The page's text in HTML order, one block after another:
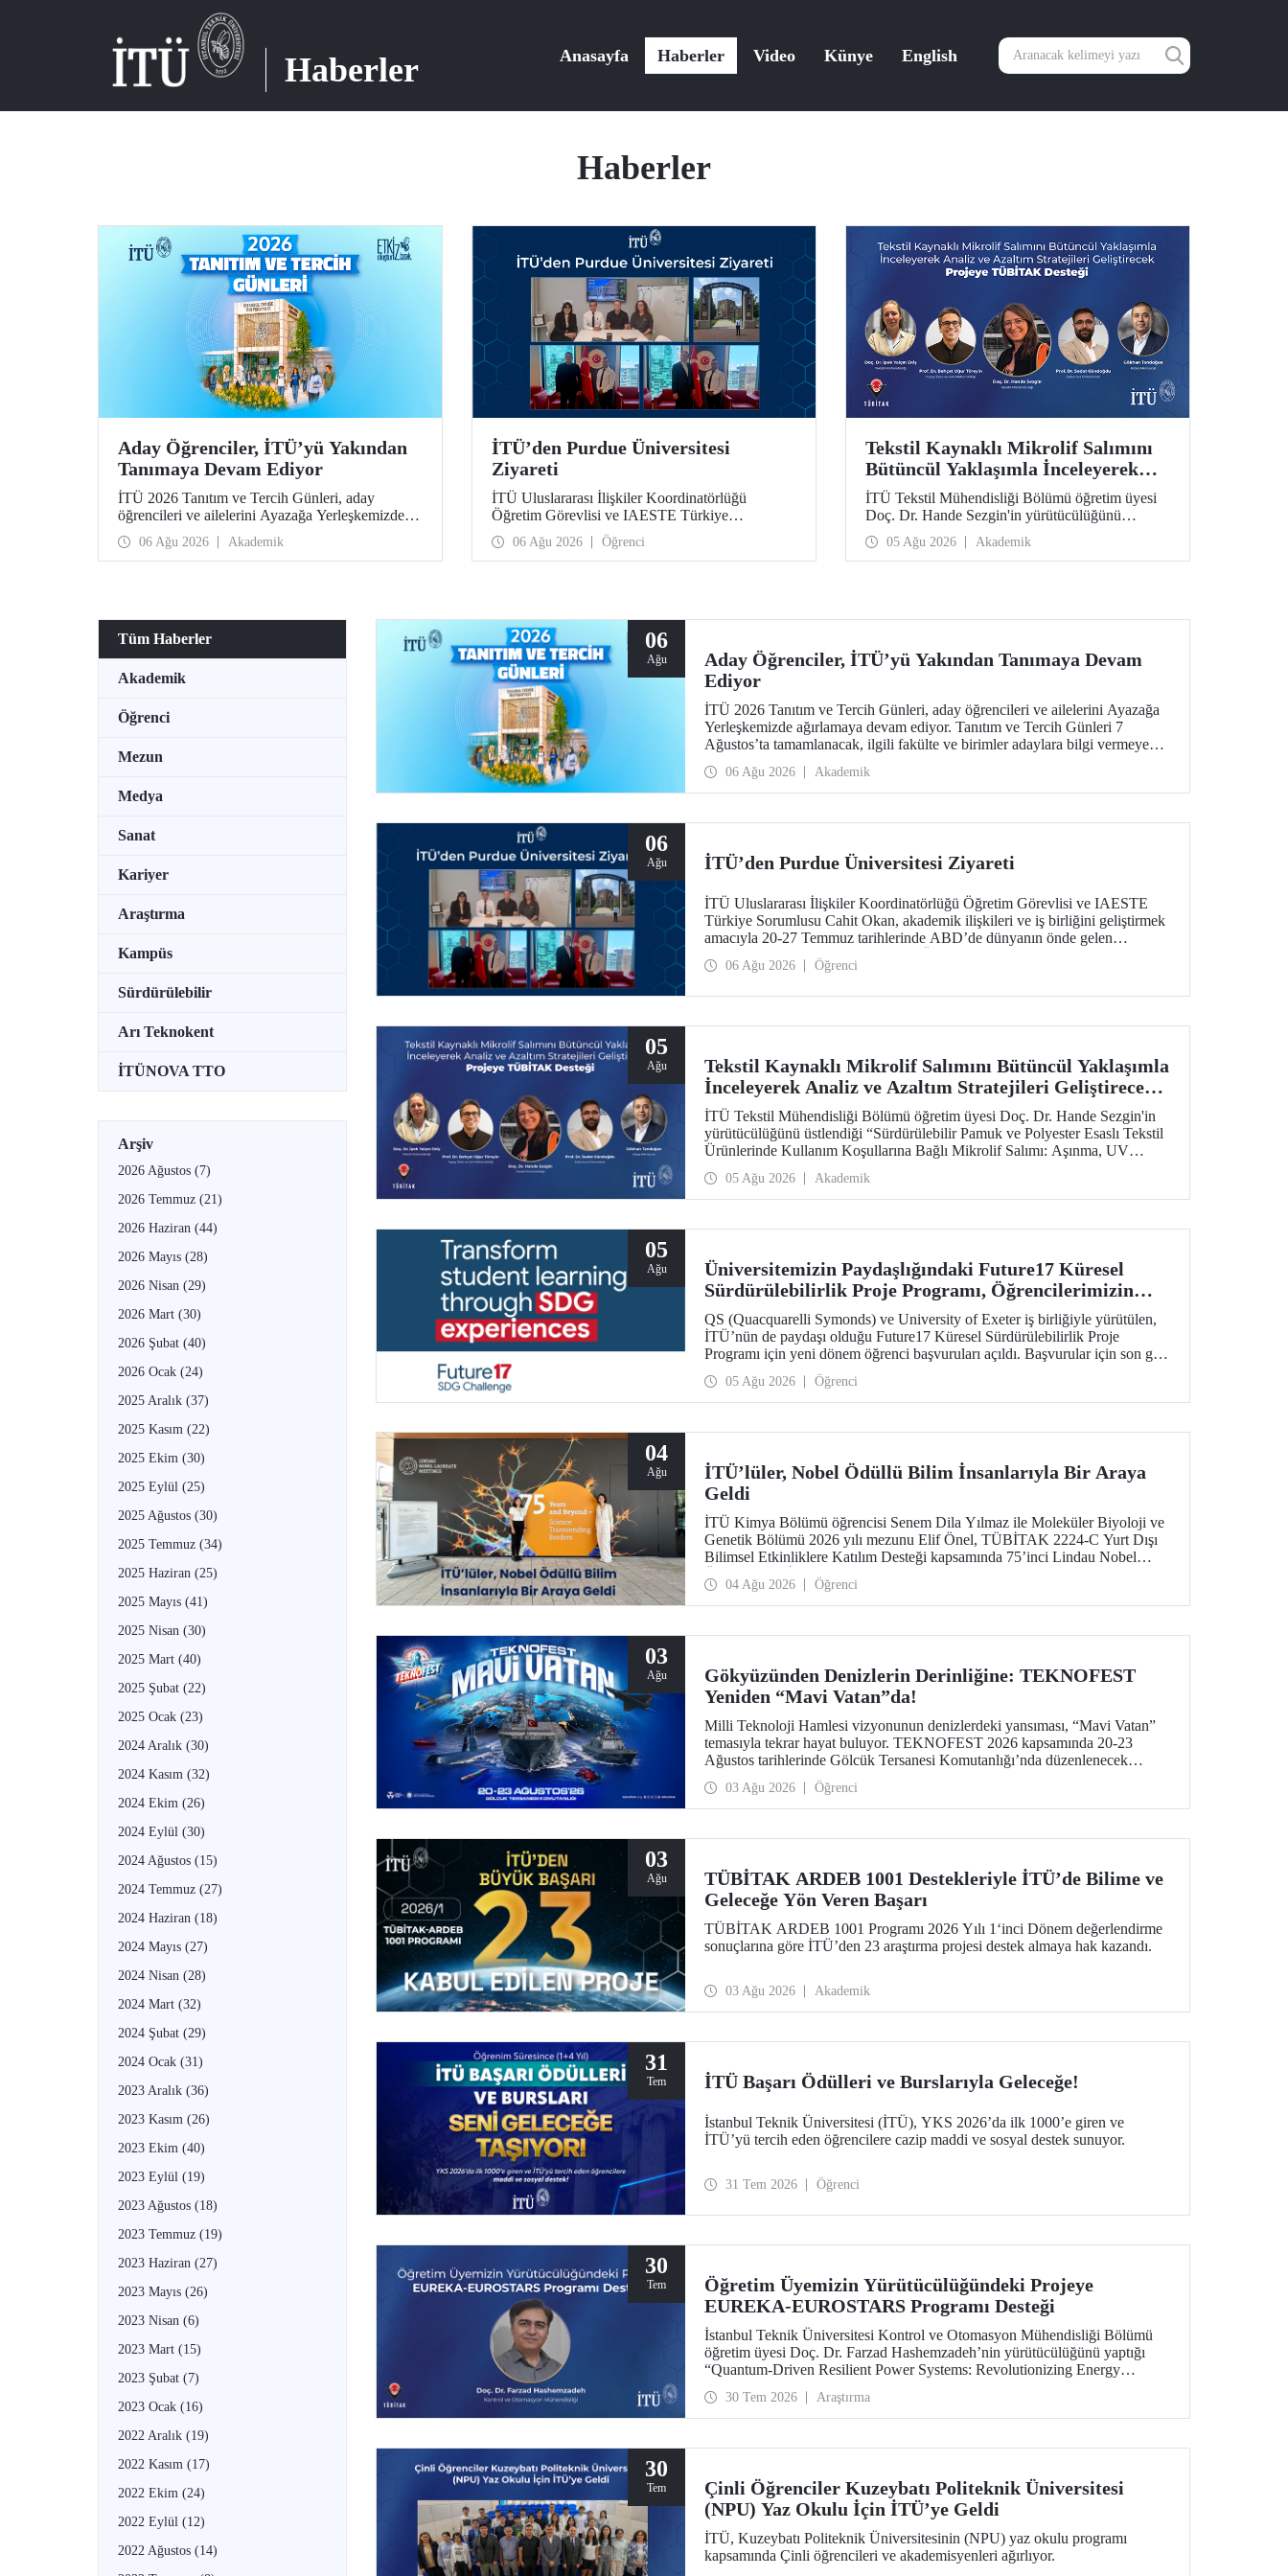
Haberler Anasayfa Haberler Video Künye English
Haberler
Aday Öğrenciler, İTÜ’yü Yakından
Tanımaya Devam Ediyor
İTÜ 2026 Tanıtım ve Tercih Günleri, aday
öğrencileri ve ailelerini Ayazağa Yerleşkemizde
ağırlamaya devam ediyor. Tanıtım ve Tercih
Günleri 7 Ağustos’ta tamamlanacak, ilgili fakülte
ve birimler adaylara bilgi vermeye devam edecek.
06 Ağu 2026 Akademik
İTÜ’den Purdue Üniversitesi
Ziyareti
İTÜ Uluslararası İlişkiler Koordinatörlüğü
Öğretim Görevlisi ve IAESTE Türkiye
Sorumlusu Cahit Okan, akademik ilişkileri ve iş
birliğini geliştirmek amacıyla 20-27 Temmuz
tarihlerinde ABD’de dünyanın önde gelen
06 Ağu 2026 Öğrenci
Tekstil Kaynaklı Mikrolif Salımını
Bütüncül Yaklaşımla İnceleyerek
Analiz ve Azaltım Stratejileri
Geliştirecek Projeye TÜBİTAK
Desteği
İTÜ Tekstil Mühendisliği Bölümü öğretim üyesi
Doç. Dr. Hande Sezgin'in yürütücülüğünü
üstlendiği “Sürdürülebilir Pamuk ve Polyester
Esaslı Tekstil Ürünlerinde Kullanım Koşullarına
Bağlı Mikrolif Salımı: Aşınma, UV Maruziyeti ve
proje, TÜBİTAK 2515 – COST Aksiyon Üyeleri
desteklenmeye hak kazandı.
05 Ağu 2026 Akademik
Tüm Haberler
Akademik
Öğrenci
Mezun
Medya
Sanat
Kariyer
Araştırma
Kampüs
Sürdürülebilir
Arı Teknokent
İTÜNOVA TTO
Arşiv
2026 Ağustos (7)
2026 Temmuz (21)
2026 Haziran (44)
2026 Mayıs (28)
2026 Nisan (29)
2026 Mart (30)
2026 Şubat (40)
2026 Ocak (24)
2025 Aralık (37)
2025 Kasım (22)
2025 Ekim (30)
2025 Eylül (25)
2025 Ağustos (30)
2025 Temmuz (34)
2025 Haziran (25)
2025 Mayıs (41)
2025 Nisan (30)
2025 Mart (40)
2025 Şubat (22)
2025 Ocak (23)
2024 Aralık (30)
2024 Kasım (32)
2024 Ekim (26)
2024 Eylül (30)
2024 Ağustos (15)
2024 Temmuz (27)
2024 Haziran (18)
2024 Mayıs (27)
2024 Nisan (28)
2024 Mart (32)
2024 Şubat (29)
2024 Ocak (31)
2023 Aralık (36)
2023 Kasım (26)
2023 Ekim (40)
2023 Eylül (19)
2023 Ağustos (18)
2023 Temmuz (19)
2023 Haziran (27)
2023 Mayıs (26)
2023 Nisan (6)
2023 Mart (15)
2023 Şubat (7)
2023 Ocak (16)
2022 Aralık (19)
2022 Kasım (17)
2022 Ekim (24)
2022 Eylül (12)
2022 Ağustos (14)
06
Ağu
Aday Öğrenciler, İTÜ’yü Yakından Tanımaya Devam
Ediyor
İTÜ 2026 Tanıtım ve Tercih Günleri, aday öğrencileri ve ailelerini Ayazağa
Yerleşkemizde ağırlamaya devam ediyor. Tanıtım ve Tercih Günleri 7
Ağustos’ta tamamlanacak, ilgili fakülte ve birimler adaylara bilgi vermeye
06 Ağu 2026 Akademik
06
Ağu İTÜ’den Purdue Üniversitesi Ziyareti
İTÜ Uluslararası İlişkiler Koordinatörlüğü Öğretim Görevlisi ve IAESTE
Türkiye Sorumlusu Cahit Okan, akademik ilişkileri ve iş birliğini geliştirmek
amacıyla 20-27 Temmuz tarihlerinde ABD’de dünyanın önde gelen
araştırma üniversitelerinden Purdue Üniversitesi başta olmak üzere bir dizi
ziyarette bulundu.
06 Ağu 2026 Öğrenci
05
Ağu
Tekstil Kaynaklı Mikrolif Salımını Bütüncül Yaklaşımla
İnceleyerek Analiz ve Azaltım Stratejileri Geliştirecek
Projeye TÜBİTAK Desteği
İTÜ Tekstil Mühendisliği Bölümü öğretim üyesi Doç. Dr. Hande Sezgin'in
yürütücülüğünü üstlendiği “Sürdürülebilir Pamuk ve Polyester Esaslı Tekstil
Ürünlerinde Kullanım Koşullarına Bağlı Mikrolif Salımı: Aşınma, UV
Stratejilerinin Geliştirilmesi” başlıklı proje, TÜBİTAK 2515 – COST
Aksiyon Üyeleri Ar-Ge Destek Programı kapsamında desteklenmeye hak
05 Ağu 2026 Akademik
05
Ağu
Üniversitemizin Paydaşlığındaki Future17 Küresel
Sürdürülebilirlik Proje Programı, Öğrencilerimizin
Başvurularını Bekliyor
QS (Quacquarelli Symonds) ve University of Exeter iş birliğiyle yürütülen,
İTÜ’nün de paydaşı olduğu Future17 Küresel Sürdürülebilirlik Proje
Programı için yeni dönem öğrenci başvuruları açıldı. Başvurular için son gün
05 Ağu 2026 Öğrenci
04
Ağu
İTÜ’lüler, Nobel Ödüllü Bilim İnsanlarıyla Bir Araya
Geldi
İTÜ Kimya Bölümü öğrencisi Senem Dila Yılmaz ile Moleküler Biyoloji ve
Genetik Bölümü 2026 yılı mezunu Elif Önel, TÜBİTAK 2224-C Yurt Dışı
Bilimsel Etkinliklere Katılım Desteği kapsamında 75’inci Lindau Nobel
Ödüllü Bilim İnsanları Toplantısı’na katıldı.
04 Ağu 2026 Öğrenci
03
Ağu
Gökyüzünden Denizlerin Derinliğine: TEKNOFEST
Yeniden “Mavi Vatan”da!
Milli Teknoloji Hamlesi vizyonunun denizlerdeki yansıması, “Mavi Vatan”
temasıyla tekrar hayat buluyor. TEKNOFEST 2026 kapsamında 20-23
Ağustos tarihlerinde Gölcük Tersanesi Komutanlığı’nda düzenlenecek
TEKNOFEST Mavi Vatan, denizcilik ve su altı teknolojilerinin ön plana
çıkacağı özel bir etkinlik olarak teknoloji tutkunlarını bir araya getirecek.
03 Ağu 2026 Öğrenci
03
Ağu
TÜBİTAK ARDEB 1001 Destekleriyle İTÜ’de Bilime ve
Geleceğe Yön Veren Başarı
TÜBİTAK ARDEB 1001 Programı 2026 Yılı 1‘inci Dönem değerlendirme
sonuçlarına göre İTÜ’den 23 araştırma projesi destek almaya hak kazandı.
03 Ağu 2026 Akademik
31
Tem İTÜ Başarı Ödülleri ve Burslarıyla Geleceğe!
İstanbul Teknik Üniversitesi (İTÜ), YKS 2026’da ilk 1000’e giren ve
İTÜ’yü tercih eden öğrencilere cazip maddi ve sosyal destek sunuyor.
31 Tem 2026 Öğrenci
30
Tem
Öğretim Üyemizin Yürütücülüğündeki Projeye
EUREKA-EUROSTARS Programı Desteği
İstanbul Teknik Üniversitesi Kontrol ve Otomasyon Mühendisliği Bölümü
öğretim üyesi Doç. Dr. Farzad Hashemzadeh’nin yürütücülüğünü yaptığı
“Quantum-Driven Resilient Power Systems: Revolutionizing Energy
kapsamında desteklenmeye hak kazandı.
30 Tem 2026 Araştırma
30
Tem
Çinli Öğrenciler Kuzeybatı Politeknik Üniversitesi
(NPU) Yaz Okulu İçin İTÜ’ye Geldi
İTÜ, Kuzeybatı Politeknik Üniversitesinin (NPU) yaz okulu programı
kapsamında Çinli öğrencileri ve akademisyenleri ağırlıyor.